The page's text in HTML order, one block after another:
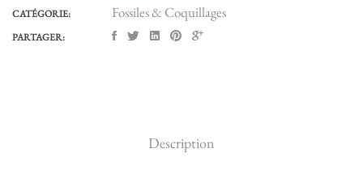
#
026
CATÉGORIE: Fossiles & Coquillages
PARTAGER:
Description